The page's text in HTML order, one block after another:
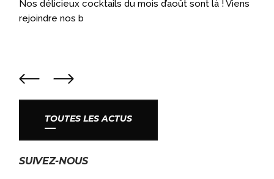
Nos délicieux cocktails du mois d’août sont là ! Viens
rejoindre nos b
TOUTES LES ACTUS
SUIVEZ-NOUS